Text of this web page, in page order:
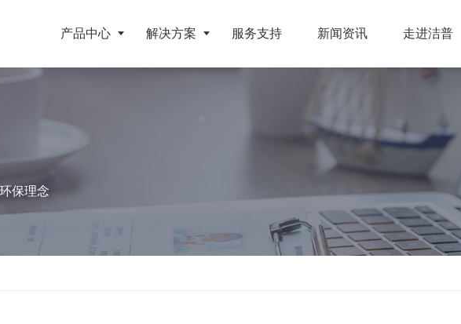
产品中心
破碎设备
立轴冲击式破碎机
挤压成型设备
生物质颗粒机
液压打包机
封闭
废轮
橡胶
解决方案
废电池
废旧电缆
硬盘
江苏地区年产10万吨废纺替代燃料生产线
北京某再生资源分拣中心项目
江西大件垃圾资源化处置项目
浙江工业固废RDF燃料生产线
服务支持 新闻资讯 走进洁普
保理念